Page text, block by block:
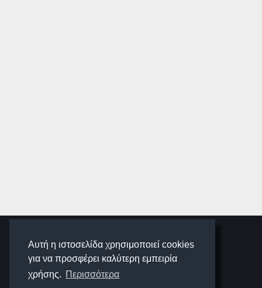
Αυτή η ιστοσελίδα χρησιμοποιεί cookies
για να προσφέρει καλύτερη εμπειρία
χρήσης. Περισσότερα
SCHOOLIGANS
SCHOOLWAVE